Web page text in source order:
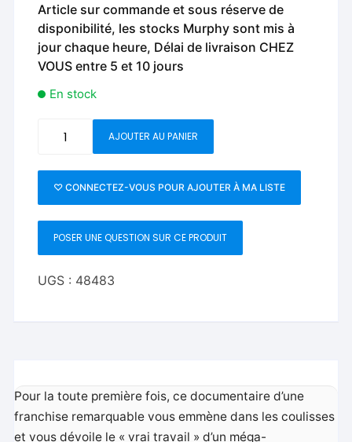
Article sur commande et sous réserve de
disponibilité, les stocks Murphy sont mis à
jour chaque heure, Délai de livraison CHEZ
VOUS entre 5 et 10 jours
En stock
China
by
Franz
Harary
-
AJOUTER AU PANIER
♡ CONNECTEZ-VOUS POUR AJOUTER À MA LISTE
POSER UNE QUESTION SUR CE PRODUIT
UGS : 48483
Pour la toute première fois, ce documentaire d’une
franchise remarquable vous emmène dans les coulisses
et vous dévoile le « vrai travail » d’un méga-